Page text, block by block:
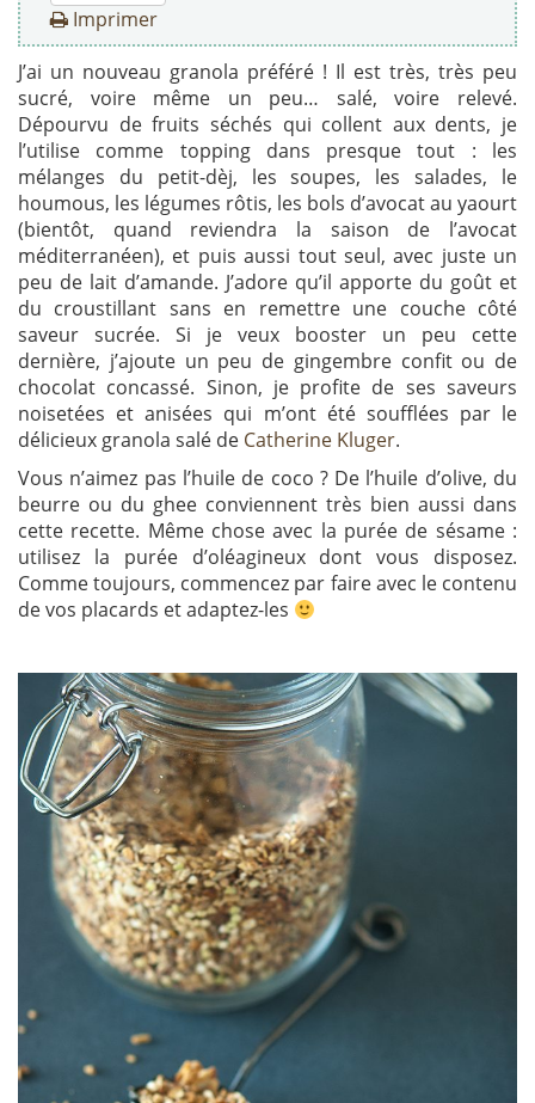
Imprimer
J’ai un nouveau granola préféré ! Il est très, très peu
sucré, voire même un peu… salé, voire relevé.
Dépourvu de fruits séchés qui collent aux dents, je
l’utilise comme topping dans presque tout : les
mélanges du petit-dèj, les soupes, les salades, le
houmous, les légumes rôtis, les bols d’avocat au yaourt
(bientôt, quand reviendra la saison de l’avocat
méditerranéen), et puis aussi tout seul, avec juste un
peu de lait d’amande. J’adore qu’il apporte du goût et
du croustillant sans en remettre une couche côté
saveur sucrée. Si je veux booster un peu cette
dernière, j’ajoute un peu de gingembre confit ou de
chocolat concassé. Sinon, je profite de ses saveurs
noisetées et anisées qui m’ont été soufflées par le
délicieux granola salé de Catherine Kluger.
Vous n’aimez pas l’huile de coco ? De l’huile d’olive, du
beurre ou du ghee conviennent très bien aussi dans
cette recette. Même chose avec la purée de sésame :
utilisez la purée d’oléagineux dont vous disposez.
Comme toujours, commencez par faire avec le contenu
de vos placards et adaptez-les